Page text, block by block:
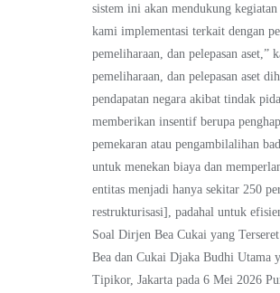
sistem ini akan mendukung kegiatan
kami implementasi terkait dengan
pemeliharaan, dan pelepasan
pemeliharaan, dan pelepasan aset
pendapatan negara akibat tindak
memberikan insentif berupa
pemekaran atau pengambilalihan
untuk menekan biaya dan
entitas menjadi hanya sekitar 250
restrukturisasi], padahal untuk
Soal Dirjen Bea Cukai yang
Bea dan Cukai Djaka Budhi Utama
Tipikor, Jakarta pada 6 Mei 2026